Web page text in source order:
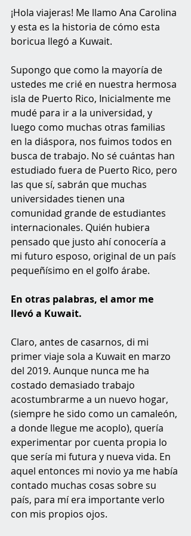
¡Hola viajeras! Me llamo Ana Carolina
y esta es la historia de cómo esta
boricua llegó a Kuwait.
Supongo que como la mayoría de
ustedes me crié en nuestra hermosa
isla de Puerto Rico, Inicialmente me
mudé para ir a la universidad, y
luego como muchas otras familias
en la diáspora, nos fuimos todos en
busca de trabajo. No sé cuántas han
estudiado fuera de Puerto Rico, pero
las que sí, sabrán que muchas
universidades tienen una
comunidad grande de estudiantes
internacionales. Quién hubiera
pensado que justo ahí conocería a
mi futuro esposo, original de un país
pequeñísimo en el golfo árabe.
En otras palabras, el amor me
llevó a Kuwait.
Claro, antes de casarnos, di mi
primer viaje sola a Kuwait en marzo
del 2019. Aunque nunca me ha
costado demasiado trabajo
acostumbrarme a un nuevo hogar,
(siempre he sido como un camaleón,
a donde llegue me acoplo), quería
experimentar por cuenta propia lo
que sería mi futura y nueva vida. En
aquel entonces mi novio ya me había
contado muchas cosas sobre su
país, para mí era importante verlo
con mis propios ojos.